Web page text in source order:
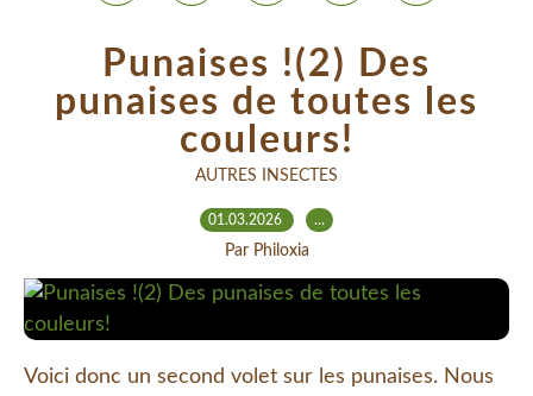
Punaises !(2) Des
punaises de toutes les
couleurs!
AUTRES INSECTES
01.03.2026 …
Par Philoxia
Voici donc un second volet sur les punaises. Nous